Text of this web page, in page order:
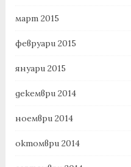
март 2015
февруари 2015
януари 2015
декември 2014
ноември 2014
октомври 2014